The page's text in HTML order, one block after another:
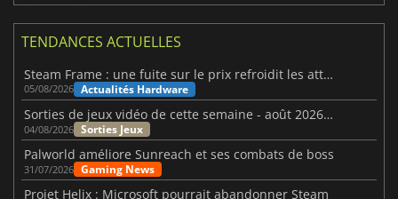
TENDANCES ACTUELLES
Steam Frame : une fuite sur le prix refroidit les attentes VR
05/08/2026 Actualités Hardware
Sorties de jeux vidéo de cette semaine - août 2026 (semaine 32)
04/08/2026 Sorties Jeux
Palworld améliore Sunreach et ses combats de boss
31/07/2026 Gaming News
Projet Helix : Microsoft pourrait abandonner Steam